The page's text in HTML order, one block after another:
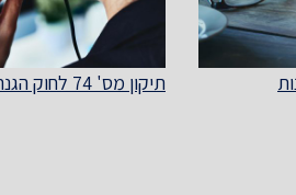
תיקון מס' 74 לחוק הגנת הצרכן – חובת הקלטת שיחות